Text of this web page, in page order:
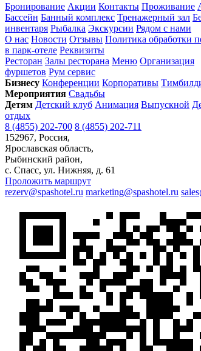
Бронирование Акции Контакты Проживание
Бассейн Банный комплекс Тренажерный зал
инвентаря Рыбалка Экскурсии Рядом с нами
О нас Новости Отзывы Политика обработки
в парк-отеле Реквизиты
Ресторан Залы ресторана Меню Организация
фуршетов Рум сервис
Бизнесу Конференции Корпоративы
Мероприятия Свадьбы
Детям Детский клуб Анимация Выпускной
отдых
8 (4855) 202-700 8 (4855) 202-711
152967, Россия,
Ярославская область,
Рыбинский район,
с. Спаcс, ул. Нижняя, д. 61
Проложить маршрут
rezerv@spashotel.ru marketing@spashotel.ru